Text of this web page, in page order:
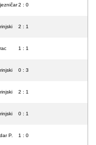
2 : 0
2 : 1
1 : 1
0 : 3
2 : 1
0 : 1
P. 1 : 0